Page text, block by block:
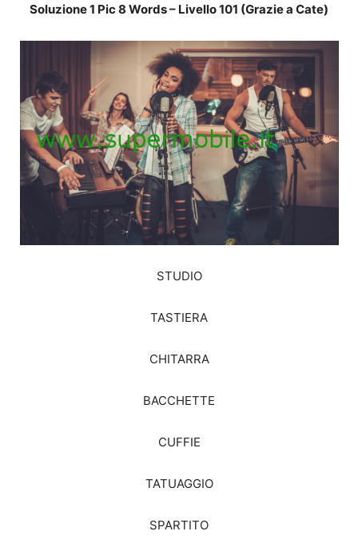
Soluzione 1 Pic 8 Words – Livello 101 (Grazie a Cate)
STUDIO
TASTIERA
CHITARRA
BACCHETTE
CUFFIE
TATUAGGIO
SPARTITO